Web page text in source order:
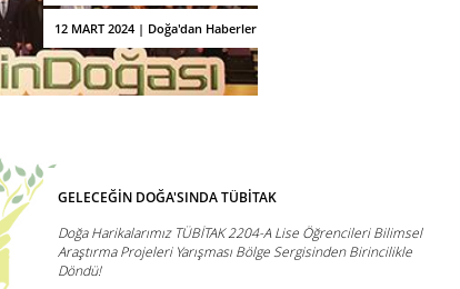
12 MART 2024 | Doğa'dan Haberler
GELECEĞİN DOĞA'SINDA TÜBİTAK
Doğa Harikalarımız TÜBİTAK 2204-A Lise Öğrencileri Bilimsel
Araştırma Projeleri Yarışması Bölge Sergisinden Birincilikle
Döndü!